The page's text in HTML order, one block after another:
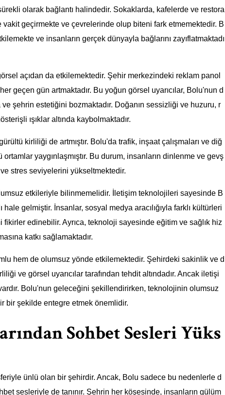
olarak bağlantı halindedir. Sokaklarda, kafelerde ve restora
geçirmekte ve çevrelerinde olup biteni fark etmemektedir. B
ve insanların gerçek dünyayla bağlarını zayıflatmaktadı
açıdan da etkilemektedir. Şehir merkezindeki reklam panol
her geçen gün artmaktadır. Bu yoğun görsel uyarıcılar, Bolu'nun d
şehrin estetiğini bozmaktadır. Doğanın sessizliği ve huzuru, r
ışıklar altında kaybolmaktadır.
kirliliği de artmıştır. Bolu'da trafik, inşaat çalışmaları ve diğ
yaygınlaşmıştır. Bu durum, insanların dinlenme ve gevş
stres seviyelerini yükseltmektedir.
etkileriyle bilinmemelidir. İletişim teknolojileri sayesinde B
gelmiştir. İnsanlar, sosyal medya aracılığıyla farklı kültürleri
edinebilir. Ayrıca, teknoloji sayesinde eğitim ve sağlık hiz
katkı sağlamaktadır.
hem de olumsuz yönde etkilemektedir. Şehirdeki sakinlik ve d
ve görsel uyarıcılar tarafından tehdit altındadır. Ancak iletişi
Bolu'nun geleceğini şekillendirirken, teknolojinin olumsuz
bir şekilde entegre etmek önemlidir.
Sohbet Sesleri Yüks
ünlü olan bir şehirdir. Ancak, Bolu sadece bu nedenlerle d
sesleriyle de tanınır. Şehrin her köşesinde, insanların gülüm